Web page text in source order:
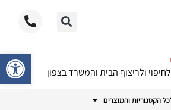
פתח
ולריצוף הבית והמשרד בצפון
הקטגוריות והמוצרים